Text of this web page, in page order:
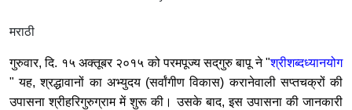
मराठी
गुरुवार, दि. १५ अक्तूबर २०१५ को परमपूज्य सद्‌गुरु बापू ने "श्रीशब्दध्यानयोग
" यह, श्रद्धावानों का अभ्युदय (सर्वांगीण विकास) करानेवाली सप्तचक्रों की
उपासना श्रीहरिगुरुग्राम में शुरू की। उसके बाद, इस उपासना की जानकारी